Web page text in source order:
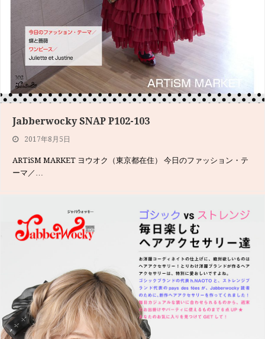
Jabberwocky SNAP P102-103
2017年8月5日
ARTiSM MARKET ヨウオク（東京都在住） 今日のファッション・テ
ーマ／…
Jabberwocky SNAP P142-143
ロリータブランド（Angelic Pretty）＋ファストファッション